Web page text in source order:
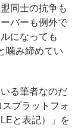
同士の抗争も
バーも例外で
になっても
噛み締めてい
る筆者なのだ
プラットフォ
と表記）」を